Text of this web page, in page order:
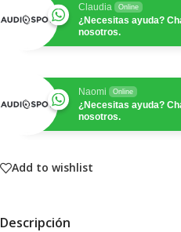
Claudia Online
¿Necesitas ayuda?
nosotros.
Naomi Online
¿Necesitas ayuda?
nosotros.
Add to wishlist
Descripción